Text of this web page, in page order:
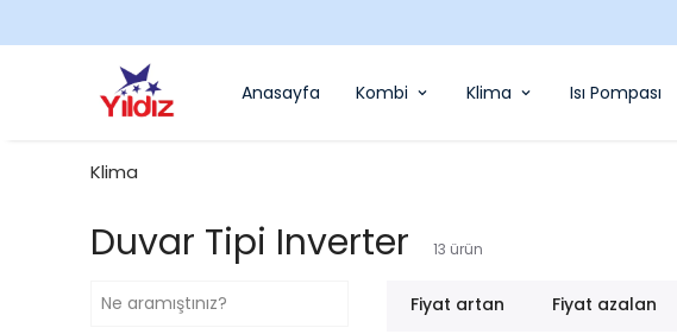
Anasayfa Kombi Klima Isı Pompası
Klima
Duvar Tipi Inverter 13 ürün
Fiyat artan Fiyat azalan